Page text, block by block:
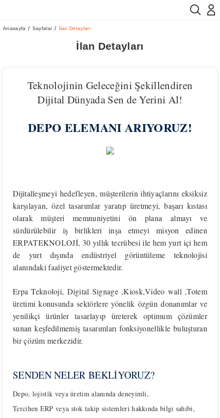
Anasayfa Sayfalar İlan Detayları
İlan Detayları
Teknolojinin Geleceğini Şekillendiren
Dijital Dünyada Sen de Yerini Al!
DEPO ELEMANI ARIYORUZ!
Dijitalleşmeyi hedefleyen, müşterilerin ihtiyaçlarını eksiksiz
karşılayan, özel tasarımlar yaratıp üretmeyi, başarı kıstası
olarak müşteri memnuniyetini ön plana almayı ve
sürdürülebilir iş birlikleri inşa etmeyi misyon edinen
ERPATEKNOLOJİ, 30 yıllık tecrübesi ile hem yurt içi hem
de yurt dışında endüstriyel görüntüleme teknolojisi
alanındaki faaliyet göstermektedir.
Erpa Teknoloji, Digital Signage ,Kiosk,Video wall ,Totem
üretimi konusunda sektörlere yönelik özgün donanımlar ve
yenilikçi ürünler tasarlayıp üreterek optimum çözümler
sunan keşfedilmemiş tasarımları fonksiyonellikle buluşturan
bir çözüm merkezidir.
SENDEN NELER BEKLİYORUZ?
Depo, lojistik veya üretim alanında deneyimli,
Tercihen ERP veya stok takip sistemleri hakkında bilgi sahibi,